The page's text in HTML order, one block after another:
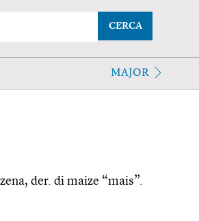
CERCA
MAJOR
der. di maize “mais”.